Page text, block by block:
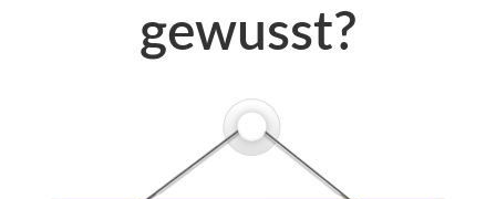
gewusst?